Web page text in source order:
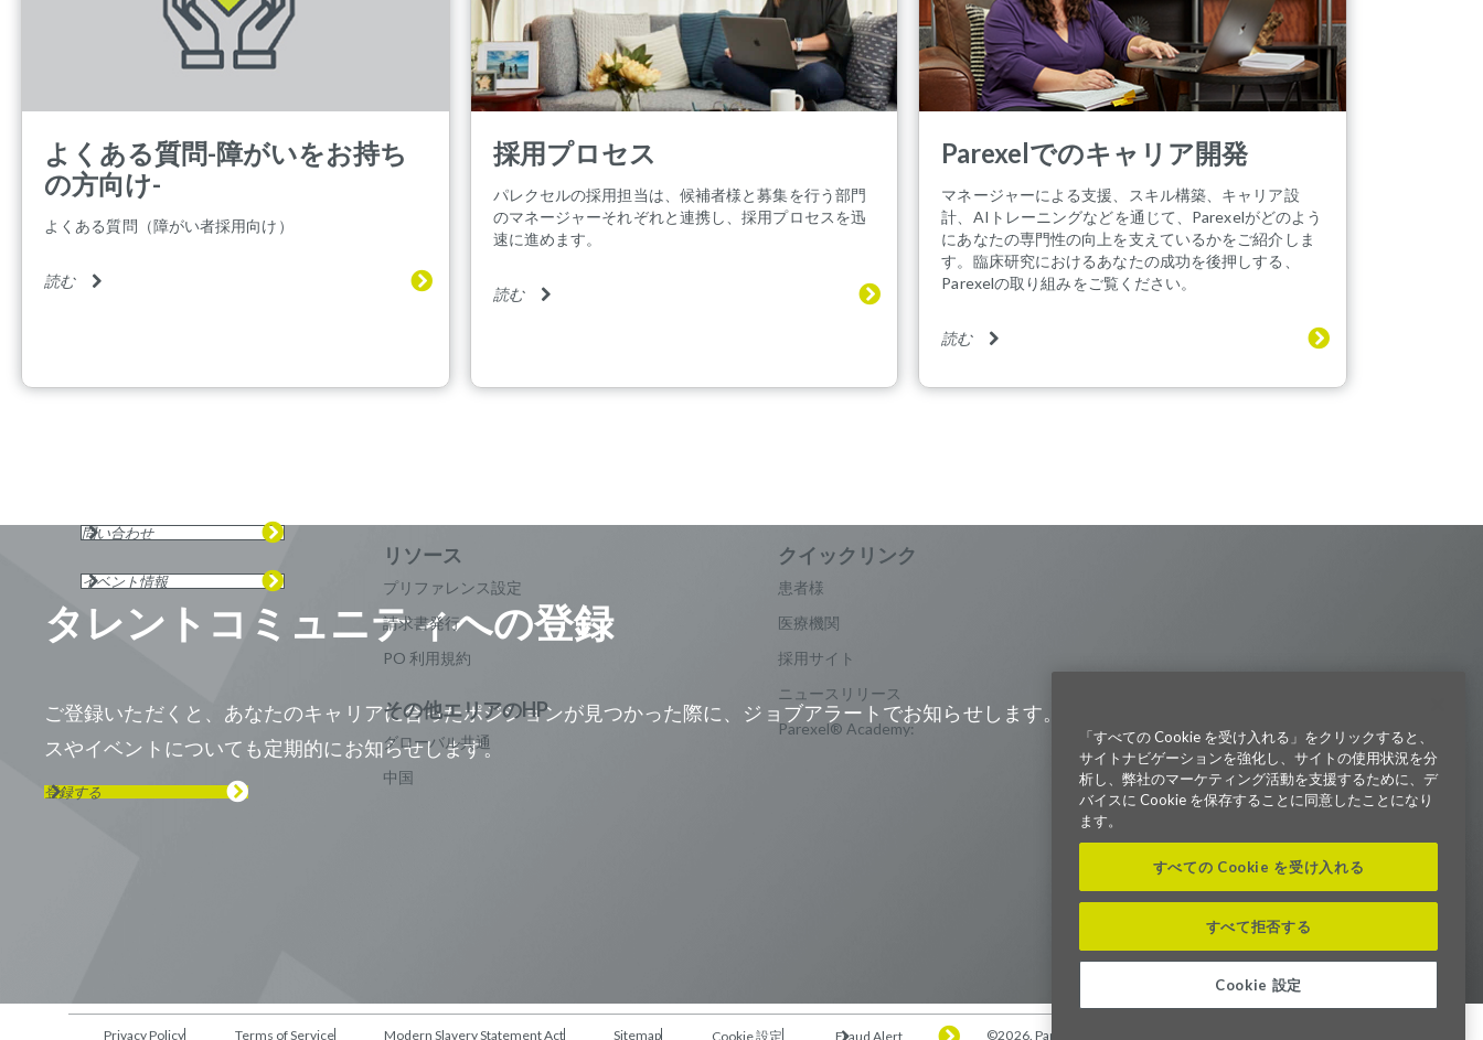
よくある質問-障がいをお持ち
の方向け-
よくある質問（障がい者採用向け）
読む
採用プロセス
パレクセルの採用担当は、候補者様と募集を行う部門
のマネージャーそれぞれと連携し、採用プロセスを迅
速に進めます。
読む
Parexelでのキャリア開発
マネージャーによる支援、スキル構築、キャリア設
計、AIトレーニングなどを通じて、Parexelがどのよう
にあなたの専門性の向上を支えているかをご紹介しま
す。臨床研究におけるあなたの成功を後押しする、
Parexelの取り組みをご覧ください。
読む
タレントコミュニティへの登録
ご登録いただくと、あなたのキャリアに合ったポジションが見つかった際に、ジョブアラートでお知らせします。また、会社の最新ニュー
スやイベントについても定期的にお知らせします。
登録する
問い合わせ
イベント情報
プリファレンス設定
請求書発行
PO 利用規約
グローバル共通
中国
患者様
医療機関
採用サイト
ニュースリリース
Parexel® Academy:
東京本社 〒104-0033 東京都中央区
新川1-21-2 茅場町タワー13F/16F
Phone (03) 5931 2953
大阪市中央区今橋2−5−8
トレードピア淀屋橋18F
Privacy Policy Terms of Service Modern SlaveryStatement Act Sitemap Cookie 設定 Fraud Alert ©2026. Parexel International (MA) Corporation. All Rights Reserved
「すべての Cookie を受け入れる」をクリックすると、
サイトナビゲーションを強化し、サイトの使用状況を分
析し、弊社のマーケティング活動を支援するために、デ
バイスに Cookie を保存することに同意したことになり
ます。
すべての Cookie を受け入れる
すべて拒否する
Cookie 設定